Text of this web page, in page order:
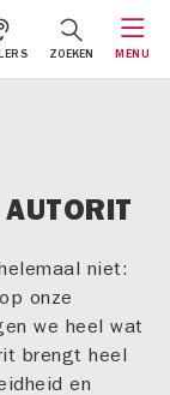
ZOEKEN MENU
niet:
onze
we heel wat
brengt heel
en